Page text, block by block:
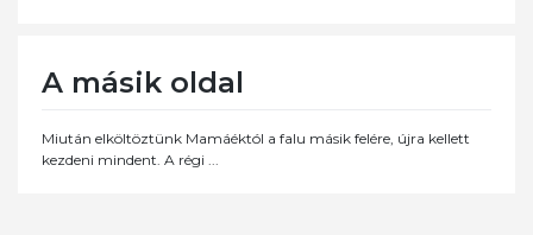
A másik oldal
Miután elköltöztünk Mamáéktól a falu másik felére, újra kellett
kezdeni mindent. A régi ...